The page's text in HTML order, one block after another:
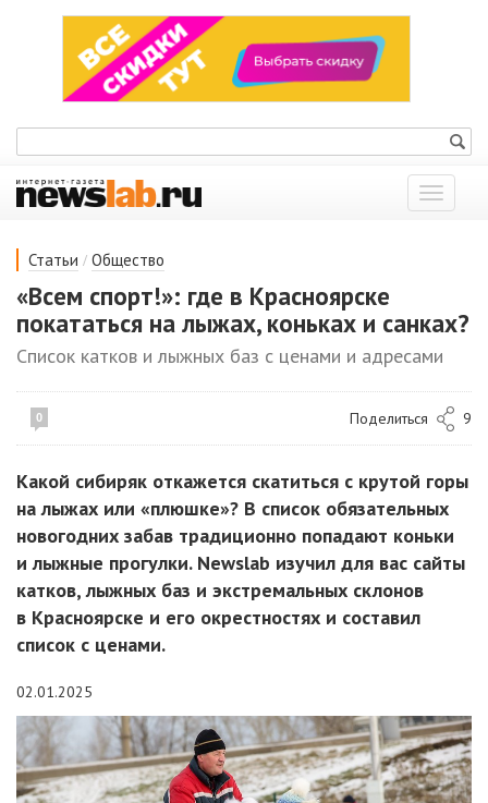
Показать
меню
Статьи / Общество
«Всем спорт!»: где в Красноярске
покататься на лыжах, коньках и санках?
Список катков и лыжных баз с ценами и адресами
0 Поделиться 9
Какой сибиряк откажется скатиться с крутой горы
на лыжах или «плюшке»? В список обязательных
новогодних забав традиционно попадают коньки
и лыжные прогулки. Newslab изучил для вас сайты
катков, лыжных баз и экстремальных склонов
в Красноярске и его окрестностях и составил
список с ценами.
02.01.2025